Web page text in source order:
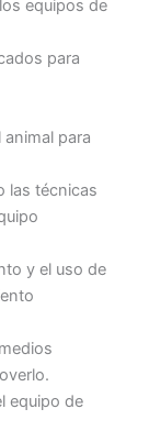
equipos de
para
para
las técnicas
y el uso de
equipo de